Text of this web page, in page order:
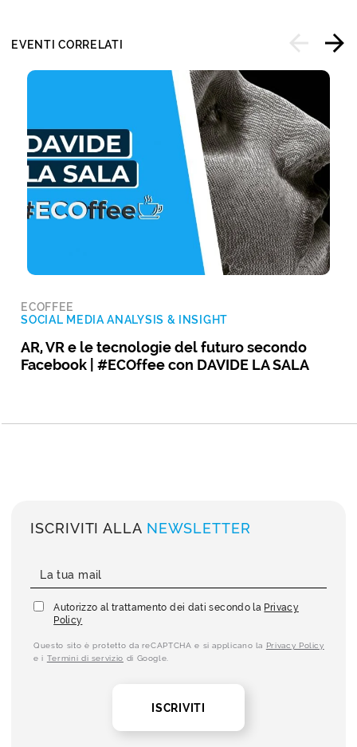
EVENTI CORRELATI
ECOFFEE
SOCIAL MEDIA ANALYSIS & INSIGHT
AR, VR e le tecnologie del futuro secondo
Facebook | #ECOffee con DAVIDE LA SALA
ISCRIVITI ALLA NEWSLETTER
Autorizzo al trattamento dei dati secondo la Privacy
Policy
Questo sito è protetto da reCAPTCHA e si applicano la Privacy Policy
e i Termini di servizio di Google.
ISCRIVITI